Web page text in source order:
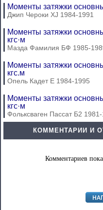
Моменты затяжки
Джип Чероки XJ 1984-1991
Моменты затяжки
кгс·м
Мазда Фамилия БФ 1985-
Моменты затяжки
кгс.м
Опель Кадет Е 1984-1995
Моменты затяжки
кгс·м
Фольксваген Пассат Б2
КОММЕНТАРИИ И
Комментариев